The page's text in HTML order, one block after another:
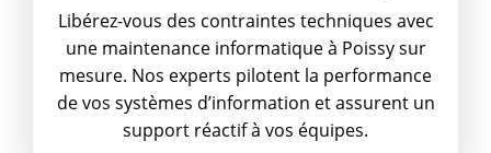
Libérez-vous des contraintes techniques avec
une maintenance informatique à Poissy sur
mesure. Nos experts pilotent la performance
de vos systèmes d’information et assurent un
support réactif à vos équipes.